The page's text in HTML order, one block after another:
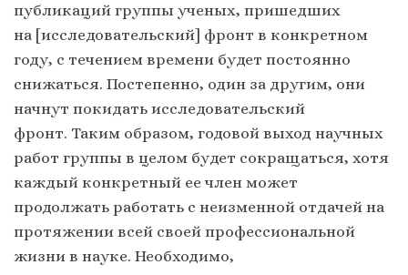
публикаций группы ученых, пришедших
на [исследовательский] фронт в конкретном
году, с течением времени будет постоянно
снижаться. Постепенно, один за другим, они
начнут покидать исследовательский
фронт. Таким образом, годовой выход научных
работ группы в целом будет сокращаться, хотя
каждый конкретный ее член может
продолжать работать с неизменной отдачей на
протяжении всей своей профессиональной
жизни в науке. Необходимо,